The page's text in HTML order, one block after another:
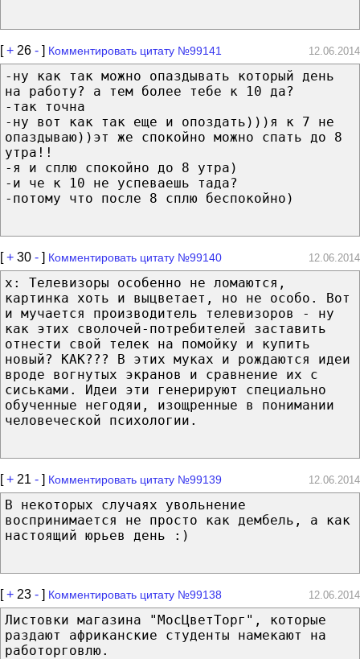
[+ 26 - ] Комментировать цитату №99141 12.06.2014
-ну как так можно опаздывать который день
на работу? а тем более тебе к 10 да?
-так точна
-ну вот как так еще и опоздать)))я к 7 не
опаздываю))эт же спокойно можно спать до 8
утра!!
-я и сплю спокойно до 8 утра)
-и че к 10 не успеваешь тада?
-потому что после 8 сплю беспокойно)
[+ 30 - ] Комментировать цитату №99140 12.06.2014
x: Телевизоры особенно не ломаются,
картинка хоть и выцветает, но не особо. Вот
и мучается производитель телевизоров - ну
как этих сволочей-потребителей заставить
отнести свой телек на помойку и купить
новый? КАК??? В этих муках и рождаются идеи
вроде вогнутых экранов и сравнение их с
сиськами. Идеи эти генерируют специально
обученные негодяи, изощренные в понимании
человеческой психологии.
[+ 21 - ] Комментировать цитату №99139 12.06.2014
В некоторых случаях увольнение
воспринимается не просто как дембель, а как
настоящий юрьев день :)
[+ 23 - ] Комментировать цитату №99138 12.06.2014
Листовки магазина "МосЦветТорг", которые
раздают африканские студенты намекают на
работорговлю.